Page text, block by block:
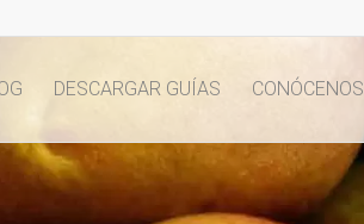
DESCARGAR GUÍAS CONÓCENOS